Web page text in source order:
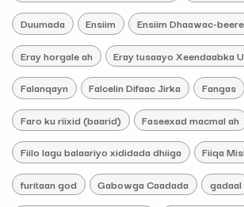
Duumada Ensiim Ensiim Dhaawac-
Eray horgale ah Eray tusaayo Xeendaabka
Falanqayn Falcelin Difaac Jirka Fangas
Faro ku riixid (baarid) Faseexad macmal ah
Fiilo lagu balaariyo xididada dhiiga Fiiqa
furitaan god Gabowga Caadada gadaal